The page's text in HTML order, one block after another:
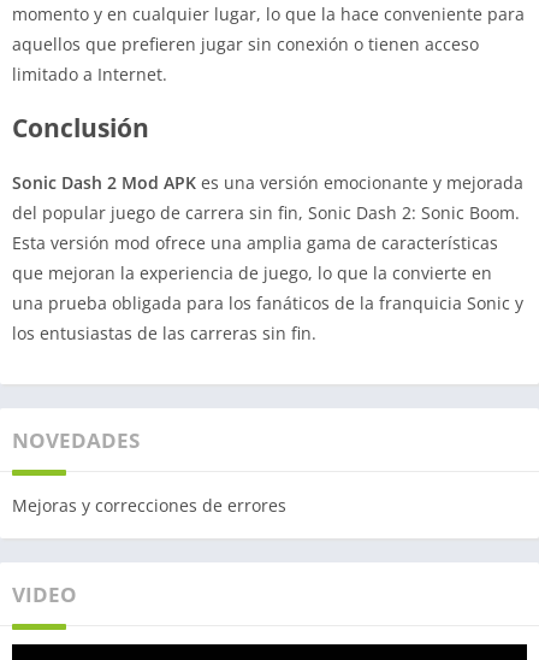
momento y en cualquier lugar, lo que la hace conveniente para
aquellos que prefieren jugar sin conexión o tienen acceso
limitado a Internet.
Conclusión
Sonic Dash 2 Mod APK es una versión emocionante y mejorada
del popular juego de carrera sin fin, Sonic Dash 2: Sonic Boom.
Esta versión mod ofrece una amplia gama de características
que mejoran la experiencia de juego, lo que la convierte en
una prueba obligada para los fanáticos de la franquicia Sonic y
los entusiastas de las carreras sin fin.
NOVEDADES
Mejoras y correcciones de errores
VIDEO